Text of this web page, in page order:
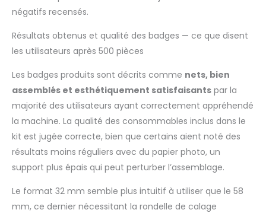
les attaches de
corde, les porte-clés,
etc.
négatifs recensés.
Résultats obtenus et qualité des badges — ce que disent
les utilisateurs après 500 pièces
Les badges produits sont décrits comme nets, bien
assemblés et esthétiquement satisfaisants par la
majorité des utilisateurs ayant correctement appréhendé
la machine. La qualité des consommables inclus dans le
kit est jugée correcte, bien que certains aient noté des
résultats moins réguliers avec du papier photo, un
support plus épais qui peut perturber l’assemblage.
Le format 32 mm semble plus intuitif à utiliser que le 58
mm, ce dernier nécessitant la rondelle de calage